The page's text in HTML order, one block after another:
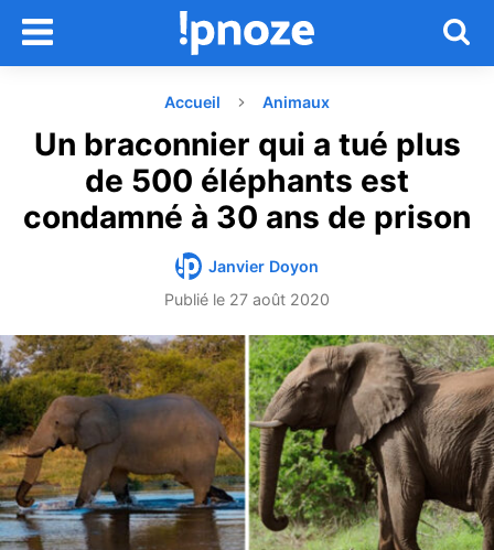
Accueil Animaux
Un braconnier qui a tué plus
de 500 éléphants est
condamné à 30 ans de prison
Janvier Doyon
Publié le 27 août 2020